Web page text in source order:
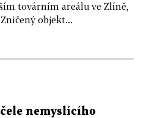
továrním areálu ve Zlíně,
objekt...
nemyslícího